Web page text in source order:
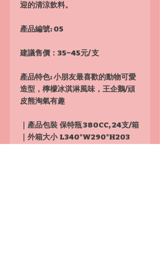
迎的清涼飲料。
產品編號: 05
建議售價： 35~45元/ 支
產品特色: 小朋友最喜歡的動物可愛
造型，檸檬冰淇淋風味，王企鵝/頑
皮熊淘氣有趣
｜產品包裝 保特瓶 380CC, 24支/箱
｜外箱大小 L340*W290*H203